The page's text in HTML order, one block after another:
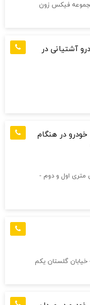
فیکس زون
آشتیانی در
خودرو در هنگام
متری اول و دوم -
خیابان گلستان یکم